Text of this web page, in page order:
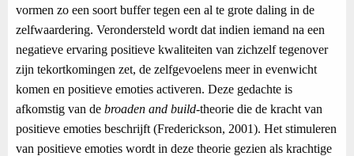
vormen zo een soort buffer tegen een al te grote daling in de
zelfwaardering. Verondersteld wordt dat indien iemand na een
negatieve ervaring positieve kwaliteiten van zichzelf tegenover
zijn tekortkomingen zet, de zelfgevoelens meer in evenwicht
komen en positieve emoties activeren. Deze gedachte is
afkomstig van de broaden and build-theorie die de kracht van
positieve emoties beschrijft (Frederickson, 2001). Het stimuleren
van positieve emoties wordt in deze theorie gezien als krachtige